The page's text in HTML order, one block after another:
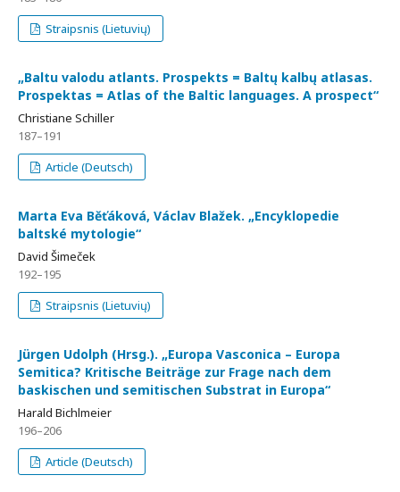
Straipsnis (Lietuvių)
„Baltu valodu atlants. Prospekts = Baltų kalbų atlasas.
Prospektas = Atlas of the Baltic languages. A prospect“
Christiane Schiller
187–191
Article (Deutsch)
Marta Eva Běťáková, Václav Blažek. „Encyklopedie
baltské mytologie“
David Šimeček
192–195
Straipsnis (Lietuvių)
Jürgen Udolph (Hrsg.). „Europa Vasconica – Europa
Semitica? Kritische Beiträge zur Frage nach dem
baskischen und semitischen Substrat in Europa“
Harald Bichlmeier
196–206
Article (Deutsch)